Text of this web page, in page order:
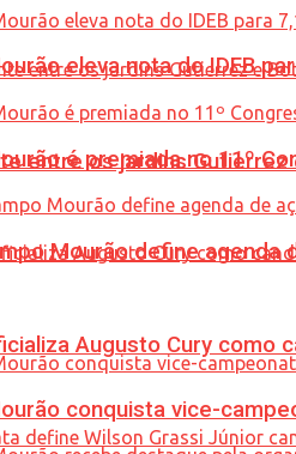
entre os jardins
Augusto Cury como
eleva nota do IDEB
é premiada no 11º
Mourão define agenda
conquista vice-